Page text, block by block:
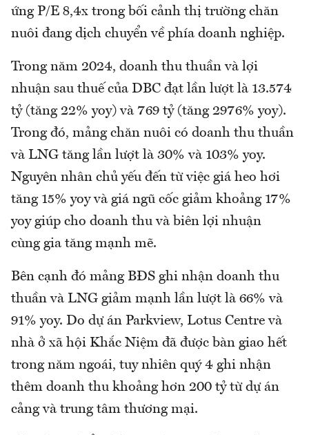
ứng P/E 8,4x trong bối cảnh thị trường chăn
nuôi đang dịch chuyển về phía doanh nghiệp.
Trong năm 2024, doanh thu thuần và lợi
nhuận sau thuế của DBC đạt lần lượt là 13.574
tỷ (tăng 22% yoy) và 769 tỷ (tăng 2976% yoy).
Trong đó, mảng chăn nuôi có doanh thu thuần
và LNG tăng lần lượt là 30% và 103% yoy.
Nguyên nhân chủ yếu đến từ việc giá heo hơi
tăng 15% yoy và giá ngũ cốc giảm khoảng 17%
yoy giúp cho doanh thu và biên lợi nhuận
cùng gia tăng mạnh mẽ.
Bên cạnh đó mảng BĐS ghi nhận doanh thu
thuần và LNG giảm mạnh lần lượt là 66% và
91% yoy. Do dự án Parkview, Lotus Centre và
nhà ở xã hội Khắc Niệm đã được bàn giao hết
trong năm ngoái, tuy nhiên quý 4 ghi nhận
thêm doanh thu khoảng hơn 200 tỷ từ dự án
cảng và trung tâm thương mại.